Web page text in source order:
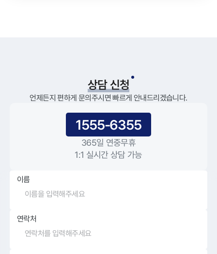
상담 신청
언제든지 편하게 문의주시면 빠르게 안내드리겠습니다.
1555-6355
365일 연중무휴
1:1 실시간 상담 가능
이름
연락처